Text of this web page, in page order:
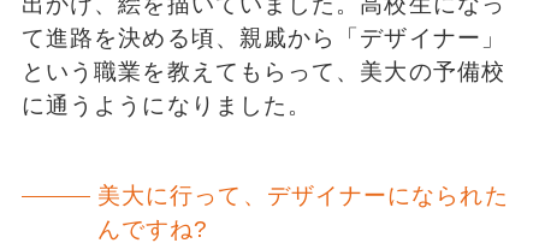
て進路を決める頃、親戚から「デザイナー」
という職業を教えてもらって、美大の予備校
に通うようになりました。
美大に行って、デザイナーになられた
んですね?